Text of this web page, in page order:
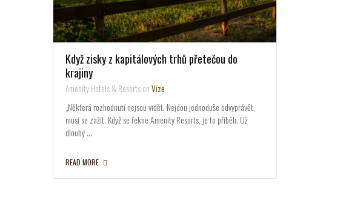
Když zisky z kapitálových trhů přetečou do
krajiny
Amenity Hotels & Resorts on Vize
„Některá rozhodnutí nejsou vidět. Nejdou jednoduše odvyprávět,
musí se zažít. Když se řekne Amenity Resorts, je to příběh. Už
dlouhý …
READ MORE